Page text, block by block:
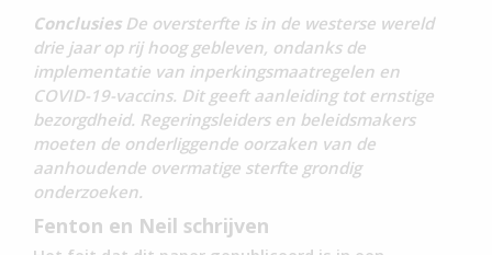
ConclusiesDe oversterfte is in de westerse wereld
drie jaar op rij hoog gebleven, ondanks de
implementatie van inperkingsmaatregelen en
COVID-19-vaccins. Dit geeft aanleiding tot ernstige
bezorgdheid. Regeringsleiders en beleidsmakers
moeten de onderliggende oorzaken van de
aanhoudende overmatige sterfte grondig
onderzoeken.
Fenton en Neil schrijven